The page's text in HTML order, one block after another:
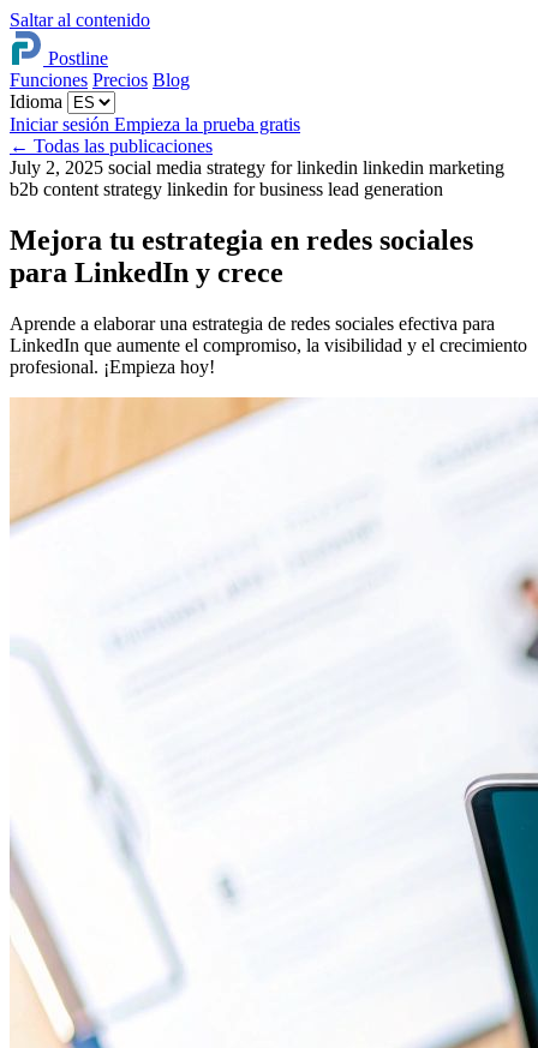
Saltar al contenido
Postline
Funciones Precios Blog
Idioma
Iniciar sesión Empieza la prueba gratis
← Todas las publicaciones
July 2, 2025 social media strategy for linkedin linkedin marketing
b2b content strategy linkedin for business lead generation
Mejora tu estrategia en redes sociales
para LinkedIn y crece
Aprende a elaborar una estrategia de redes sociales efectiva para
LinkedIn que aumente el compromiso, la visibilidad y el crecimiento
profesional. ¡Empieza hoy!